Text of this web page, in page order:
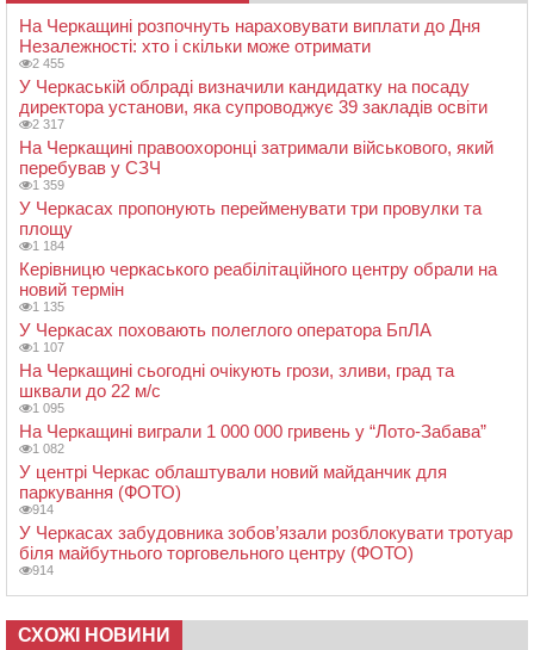
На Черкащині розпочнуть нараховувати виплати до Дня
Незалежності: хто і скільки може отримати
2 455
У Черкаській облраді визначили кандидатку на посаду
директора установи, яка супроводжує 39 закладів освіти
2 317
На Черкащині правоохоронці затримали військового, який
перебував у СЗЧ
1 359
У Черкасах пропонують перейменувати три провулки та
площу
1 184
Керівницю черкаського реабілітаційного центру обрали на
новий термін
1 135
У Черкасах поховають полеглого оператора БпЛА
1 107
На Черкащині сьогодні очікують грози, зливи, град та
шквали до 22 м/с
1 095
На Черкащині виграли 1 000 000 гривень у “Лото-Забава”
1 082
У центрі Черкас облаштували новий майданчик для
паркування (ФОТО)
914
У Черкасах забудовника зобов’язали розблокувати тротуар
біля майбутнього торговельного центру (ФОТО)
914
СХОЖІ НОВИНИ